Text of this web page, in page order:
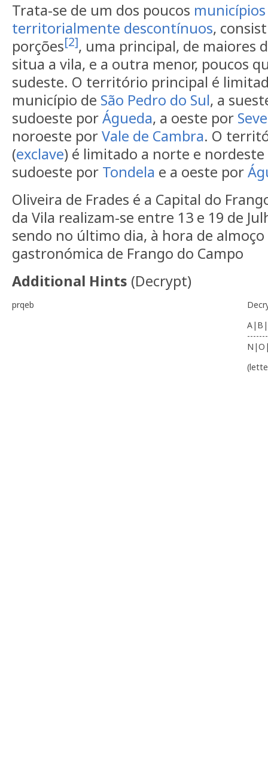
Trata-se de um dos poucos
territorialmente descontínuos,
porções[2], uma principal, de maiores
situa a vila, e a outra menor, poucos
sudeste. O território principal é
município de São Pedro do Sul, a
sudoeste porÁgueda, a oeste por
noroeste porVale de Cambra. O
(exclave) é limitado a norte e
sudoeste por Tondela e a oeste por
Oliveira de Frades é a Capital do
da Vila realizam-se entre 13 e 19 de
sendo no último dia, à hora de
gastronómica de Frango do Campo
Additional Hints (Decrypt)
prqeb